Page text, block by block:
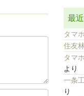
最
タマ
住友
タマ
より
一条
り